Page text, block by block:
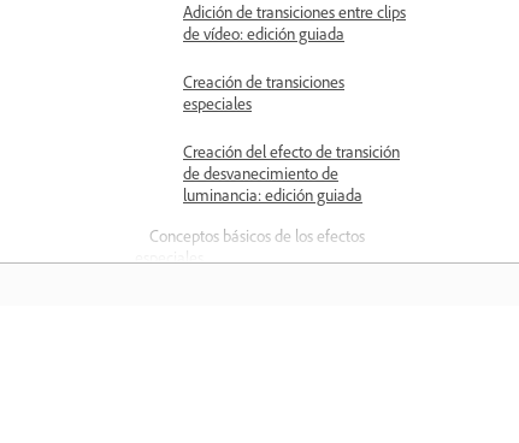
Adición de transiciones entre clips
de vídeo: edición guiada
Creación de transiciones
especiales
Creación del efecto de transición
de desvanecimiento de
luminancia: edición guiada
Conceptos básicos de los efectos
especiales